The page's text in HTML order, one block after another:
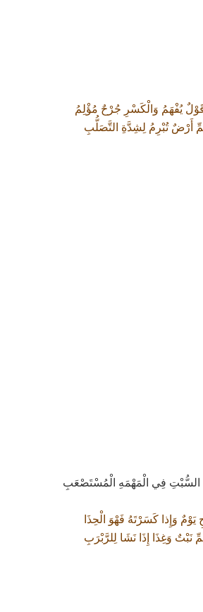
قَوْلٌ يُفْهَمُ وَالْكَسْرِ جُرْحٌ مُؤْلِمُ
أَرْضٌ تُبْرِمُ لِشِدَّةِ التَّصَلُّبِ
السُّبْتِ فِي الْمَهْمَهِ الْمُسْتَصْعَبِ
يَوْمٌ وَإِذا كَسَرْتَهُ فَهْوَ الْحِذَا
نَبْتٌ وَغِذَا إِذَا نَشَا لِلرَّبْرَبِ